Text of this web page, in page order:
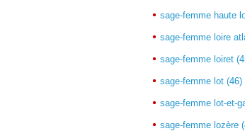
sage-femme haute
sage-femme loire
sage-femme loiret
sage-femme lot (46)
sage-femme lot-et-
sage-femme lozère